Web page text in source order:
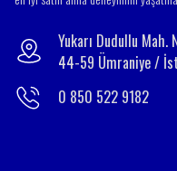
Yukarı Dudullu Mah.
44-59 Ümraniye /
0 850 522 9182